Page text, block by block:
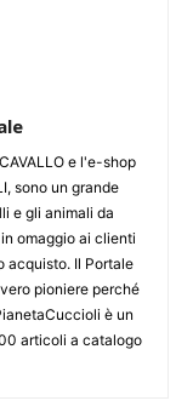
e l'e-shop
sono un grande
e gli animali da
omaggio ai clienti
acquisto. Il Portale
pioniere perché
è un
articoli a catalogo